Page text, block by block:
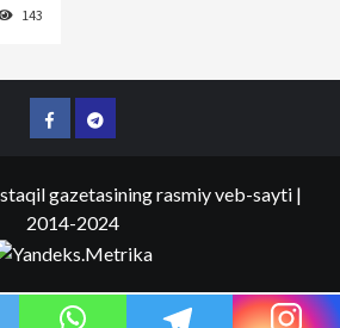
143
FacebookTelegram
gazetasining rasmiy veb-sayti |
2014-2024